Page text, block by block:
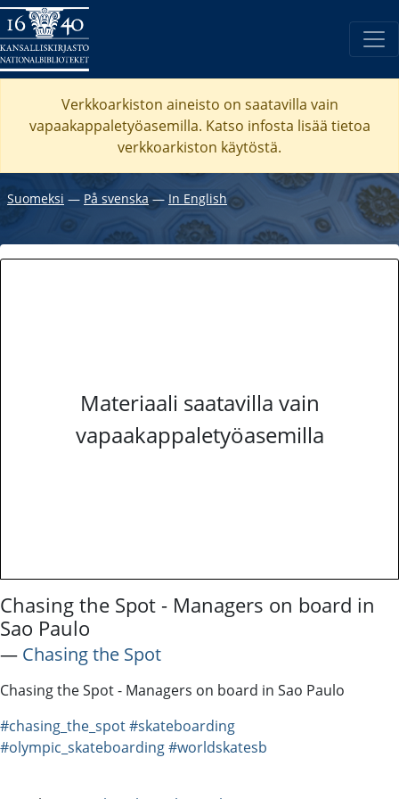
Verkkoarkiston aineisto on saatavilla vain
vapaakappaletyöasemilla. Katso infosta lisää tietoa
verkkoarkiston käytöstä.
Suomeksi ― På svenska― In English
Materiaali saatavilla vain
vapaakappaletyöasemilla
Chasing the Spot - Managers on board in
Sao Paulo
― Chasing the Spot
Chasing the Spot - Managers on board in Sao Paulo
#chasing_the_spot#skateboarding
#olympic_skateboarding#worldskatesb